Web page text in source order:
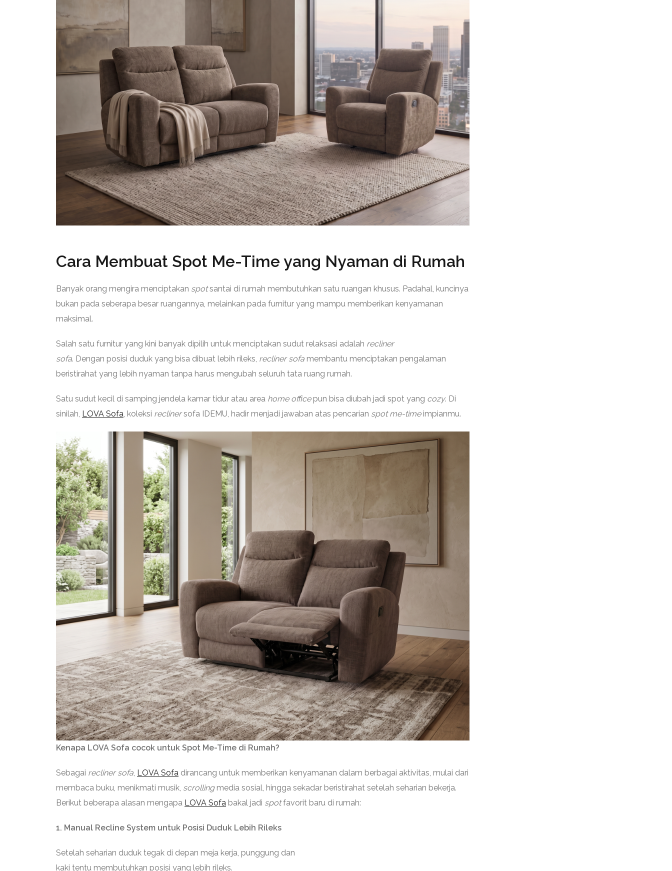
Cara Membuat Spot Me-Time yang Nyaman di Rumah
Banyak orang mengira menciptakan spotsantai di rumah membutuhkan satu ruangan khusus. Padahal, kuncinya
bukan pada seberapa besar ruangannya, melainkan pada furnitur yang mampu memberikan kenyamanan
maksimal.
Salah satu furnitur yang kini banyak dipilih untuk menciptakan sudut relaksasi adalah recliner
sofa. Dengan posisi duduk yang bisa dibuat lebih rileks, recliner sofa membantu menciptakan pengalaman
beristirahat yang lebih nyaman tanpa harus mengubah seluruh tata ruang rumah.
Satu sudut kecil di samping jendela kamar tidur atau area home officepun bisa diubah jadi spot yang cozy. Di
sinilah, LOVA Sofa, koleksi reclinersofa IDEMU, hadir menjadi jawaban atas pencarian spot me-timeimpianmu.
Kenapa LOVA Sofa cocok untuk Spot Me-Time di Rumah?
Sebagai recliner sofa, LOVA Sofa dirancang untuk memberikan kenyamanan dalam berbagai aktivitas, mulai dari
membaca buku, menikmati musik, scrollingmedia sosial, hingga sekadar beristirahat setelah seharian bekerja.
Berikut beberapa alasan mengapa LOVA Sofa bakal jadi spotfavorit baru di rumah:
1. Manual Recline System untuk Posisi Duduk Lebih Rileks
Setelah seharian duduk tegak di depan meja kerja, punggung dan
kaki tentu membutuhkan posisi yang lebih rileks.